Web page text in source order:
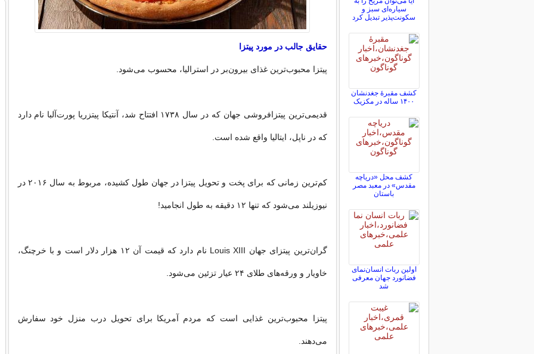
حقایق جالب در مورد پیتزا
پیتزا محبوب‌ترین غذای بیرون‌بر در استرالیا، محسوب می‌شود.
قدیمی‌ترین پیتزافروشی جهان که در سال ۱۷۳۸ افتتاح شد، آنتیکا پیتزریا پورت‌آلبا نام دارد
که در ناپل، ایتالیا واقع شده است.
کم‌ترین زمانی که برای پخت و تحویل پیتزا در جهان طول کشیده، مربوط به سال ۲۰۱۶ در
نیوزیلند می‌شود که تنها ۱۲ دقیقه به طول انجامید!
گران‌ترین پیتزای جهان Louis XIII نام دارد که قیمت آن ۱۲ هزار دلار است و با خرچنگ،
خاویار و ورقه‌های طلای ۲۴ عیار تزئین می‌شود.
پیتزا محبوب‌ترین غذایی است که مردم آمریکا برای تحویل درب منزل خود سفارش
می‌دهند.
سیاره‌ای سبز و
سکونت‌پذیر تبدیل کرد
کشف مقبرۀ جغدنشان
۱۴۰۰ ساله در مکزیک
کشف محل «دریاچه
مقدس» در معبد مصر
باستان
اولین ربات انسان‌نمای
فضانورد جهان معرفی
شد